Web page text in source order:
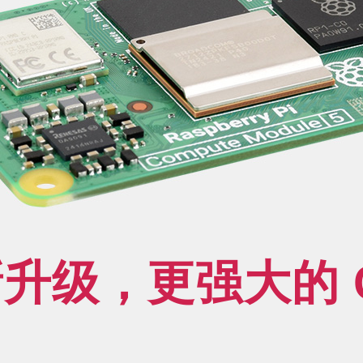
级，更强大的